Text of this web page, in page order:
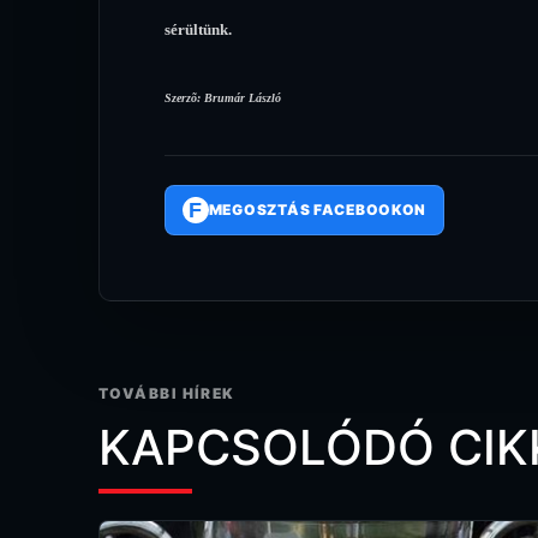
sérültünk.
Szerzõ: Brumár László
F MEGOSZTÁS FACEBOOKON
TOVÁBBI HÍREK
KAPCSOLÓDÓ